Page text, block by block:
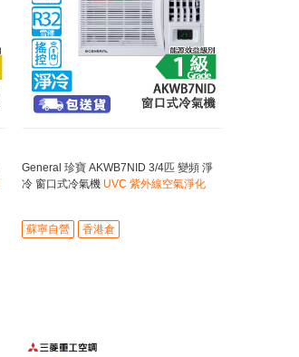
General 珍寶 AKWB7NID 3/4匹 變頻 淨
冷 窗口式冷氣機 UVC 紫外線空氣淨化
蘇寧自營 香港倉